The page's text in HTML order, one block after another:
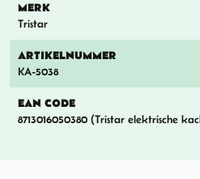
MERK
Tristar
ARTIKELNUMMER
KA-5038
EAN CODE
8713016050380 (Tristar elektrische